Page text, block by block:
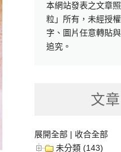
本網站發表之文章
粒」所有，未經授
字、圖片任意轉貼
追究。
文
展開全部 | 收合全部
未分類 (143)